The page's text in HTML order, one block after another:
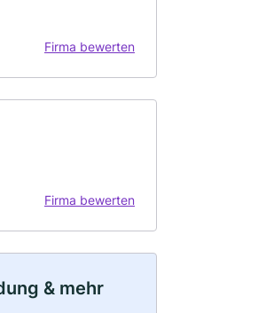
Firma bewerten
Firma bewerten
& mehr